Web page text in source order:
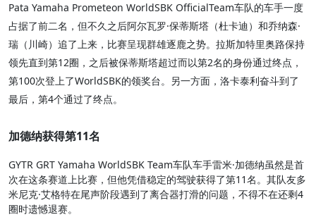
Pata Yamaha Prometeon WorldSBK OfficialTeam车队的车手一度
占据了前二名，但不久之后阿尔瓦罗·保蒂斯塔（杜卡迪）和乔纳森·
瑞（川崎）追了上来，比赛呈现群雄逐鹿之势。拉斯加特里奥路保持
领先直到第12圈，之后被保蒂斯塔超过而以第2名的身份通过终点，
第100次登上了WorldSBK的领奖台。另一方面，洛卡泰利奋斗到了
最后，第4个通过了终点。
加德纳获得第11名
GYTR GRT Yamaha WorldSBK Team车队车手雷米·加德纳虽然是首
次在这条赛道上比赛，但他凭借稳定的驾驶获得了第11名。其队友多
米尼克·艾格特在尾声阶段遇到了离合器打滑的问题，不得不在还剩4
圈时遗憾退赛。